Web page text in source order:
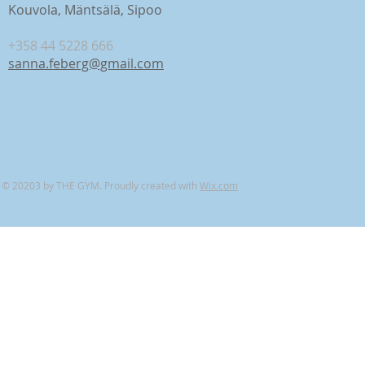
Kouvola, Mäntsälä, Sipoo
+358 44 5228 666
sanna.feberg@gmail.com
© 20203 by THE GYM. Proudly created withWix.com